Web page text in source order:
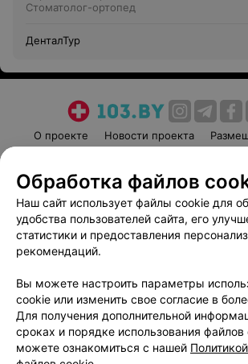
Стоматолог-ортопед
ДенталТур
О проекте Новости проекта
Пользовательское соглашение
Вакансии
Партнеры
Написать руководителю
Обработка персональных
Обработка файлов
Наш сайт использует файлы cookie для
удобства пользователей сайта, его
статистики и предоставления
рекомендаций.
Вы можете настроить параметры
cookie или изменить свое согласие в
Для получения дополнительной
сроках и порядке использования
можете ознакомиться с нашей